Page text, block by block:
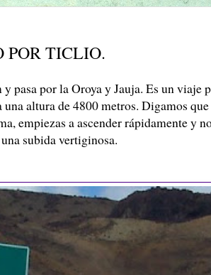
POR TICLIO.
pasa por la Oroya y Jauja. Es un viaje
altura de 4800 metros. Digamos
empiezas a ascender rápidamente y
subida vertiginosa.